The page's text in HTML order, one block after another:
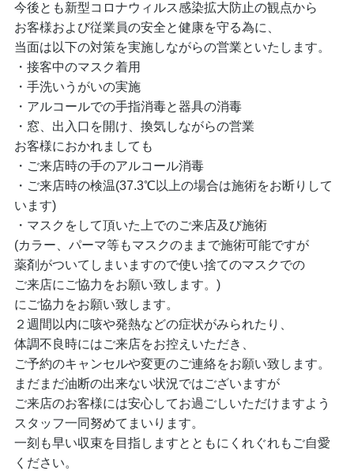
今後とも新型コロナウィルス感染拡大防止の観点から
お客様および従業員の安全と健康を守る為に、
当面は以下の対策を実施しながらの営業といたします。
・接客中のマスク着用
・手洗いうがいの実施
・アルコールでの手指消毒と器具の消毒
・窓、出入口を開け、換気しながらの営業
お客様におかれましても
・ご来店時の手のアルコール消毒
・ご来店時の検温(37.3℃以上の場合は施術をお断りして
います)
・マスクをして頂いた上でのご来店及び施術
(カラー、パーマ等もマスクのままで施術可能ですが
薬剤がついてしまいますので使い捨てのマスクでの
ご来店にご協力をお願い致します。)
にご協力をお願い致します。
２週間以内に咳や発熱などの症状がみられたり、
体調不良時にはご来店をお控えいただき、
ご予約のキャンセルや変更のご連絡をお願い致します。
まだまだ油断の出来ない状況ではございますが
ご来店のお客様には安心してお過ごしいただけますよう
スタッフ一同努めてまいります。
一刻も早い収束を目指しますとともにくれぐれもご自愛
ください。